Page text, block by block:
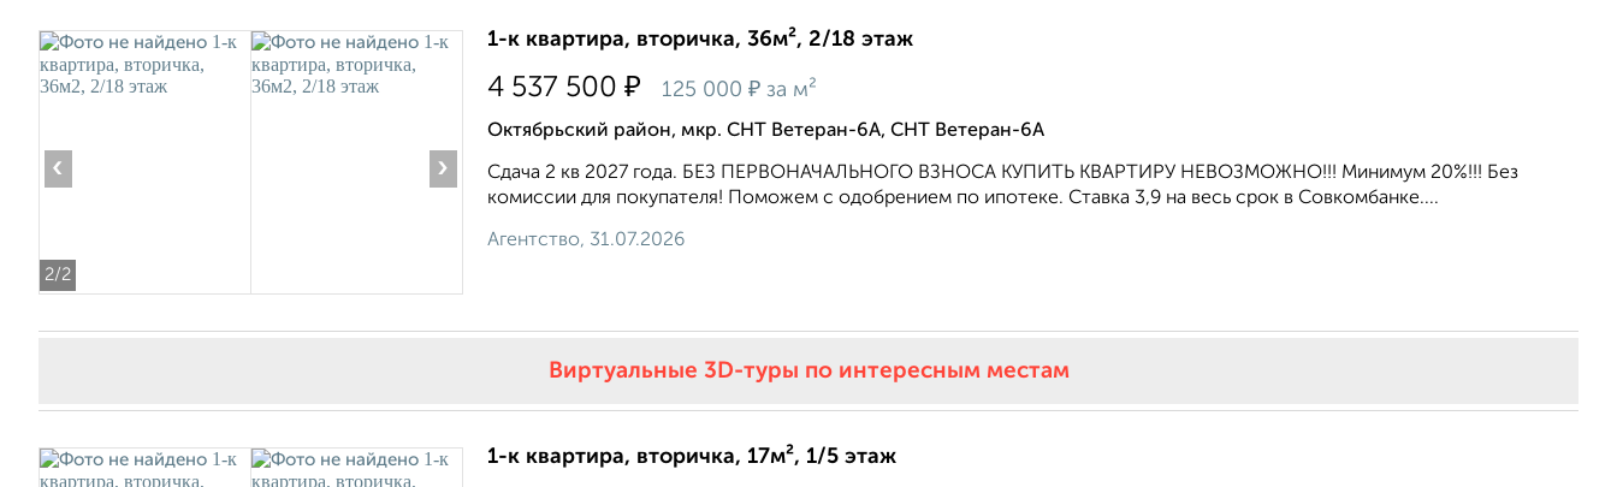
2/2
‹ ›
1-к квартира, вторичка, 36м², 2/18 этаж
4 537 500 ₽ 125 000 ₽ за м²
Октябрьский район, мкр. СНТ Ветеран-6А, СНТ Ветеран-6А
Сдача 2 кв 2027 года. БЕЗ ПЕРВОНАЧАЛЬНОГО ВЗНОСА КУПИТЬ КВАРТИРУ НЕВОЗМОЖНО!!! Минимум 20%!!! Без
комиссии для покупателя! Поможем с одобрением по ипотеке. Ставка 3,9 нa весь срок в Совкомбанке....
Агентство, 31.07.2026
Виртуальные 3D-туры по интересным местам
1-к квартира, вторичка, 17м², 1/5 этаж